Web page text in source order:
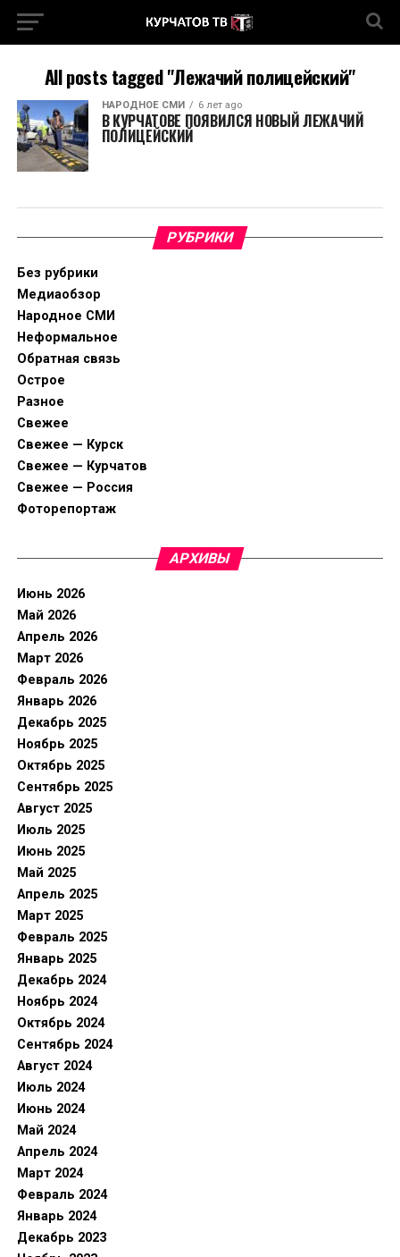
All posts tagged "Лежачий полицейский"
НАРОДНОЕ СМИ 6 лет ago
В КУРЧАТОВЕ ПОЯВИЛСЯ НОВЫЙ ЛЕЖАЧИЙ
ПОЛИЦЕЙСКИЙ
РУБРИКИ
Без рубрики
Медиаобзор
Народное СМИ
Неформальное
Обратная связь
Острое
Разное
Свежее
Свежее — Курск
Свежее — Курчатов
Свежее — Россия
Фоторепортаж
АРХИВЫ
Июнь 2026
Май 2026
Апрель 2026
Март 2026
Февраль 2026
Январь 2026
Декабрь 2025
Ноябрь 2025
Октябрь 2025
Сентябрь 2025
Август 2025
Июль 2025
Июнь 2025
Май 2025
Апрель 2025
Март 2025
Февраль 2025
Январь 2025
Декабрь 2024
Ноябрь 2024
Октябрь 2024
Сентябрь 2024
Август 2024
Июль 2024
Июнь 2024
Май 2024
Апрель 2024
Март 2024
Февраль 2024
Январь 2024
Декабрь 2023